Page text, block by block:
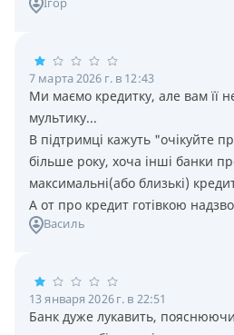
7 марта 2026 г. в 12:43
Ми маємо кредитку, але вам її
мультику...
В підтримці кажуть "очікуйте
більше року, хоча інші банки
максимальні(або близькі)
А от про кредит готівкою
Василь
13 января 2026 г. в 22:51
Банк дуже лукавить,